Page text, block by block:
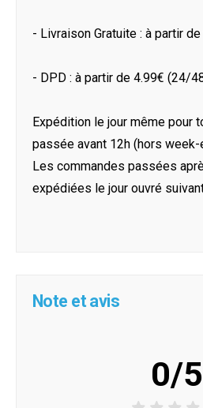
- Livraison Gratuite : à partir
- DPD : à partir de 4.99€ (24/
Expédition le jour même pour
passée avant 12h (hors
Les commandes passées
expédiées le jour ouvré
Note et avis
0/5